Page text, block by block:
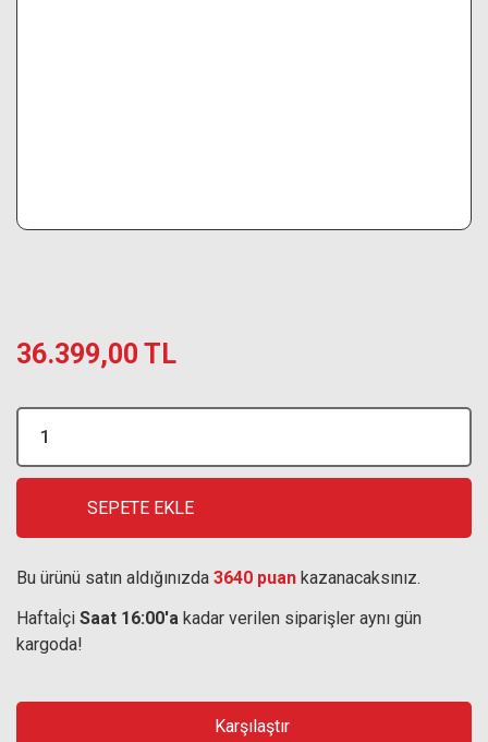
36.399,00 TL
SEPETE EKLE
Bu ürünü satın aldığınızda 3640 puan kazanacaksınız.
Haftaİçi Saat 16:00'a kadar verilen siparişler aynı gün
kargoda!
Karşılaştır